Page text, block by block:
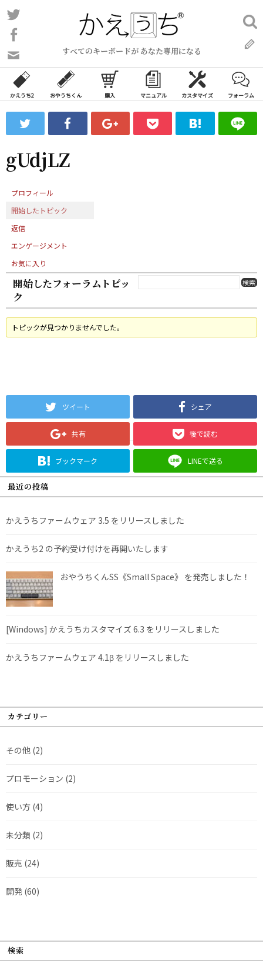
コ
ン
ン
ツ
ス
ッ
すべてのキーボードが あなた専用になる
い
合
わ
フ
ォ
ム
検
索:
かえうち2 おやうちくん 購入 マニュアル カスタマイズ フォーラム
gUdjLZ
プロフィール
開始したトピック
返信
エンゲージメント
お気に入り
開始したフォーラムトピッ
ク
トピックが見つかりませんでした。
ツイート シェア
共有 後で読む
ブックマーク LINEで送る
最近の投稿
かえうちファームウェア 3.5 をリリースしました
かえうち2 の予約受け付けを再開いたします
おやうちくんSS《Small Space》 を発売しました！
[Windows] かえうちカスタマイズ 6.3 をリリースしました
かえうちファームウェア 4.1β をリリースしました
カテゴリー
その他 (2)
プロモーション (2)
使い方 (4)
未分類 (2)
販売 (24)
開発 (60)
検索